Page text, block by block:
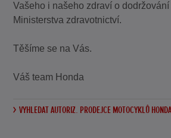
Vašeho i našeho zdraví o
Ministerstva zdravotnictví.
Těšíme se na Vás.
Váš team Honda
VYHLEDAT AUTORIZ. PRODEJCE MOTOCYKLŮ